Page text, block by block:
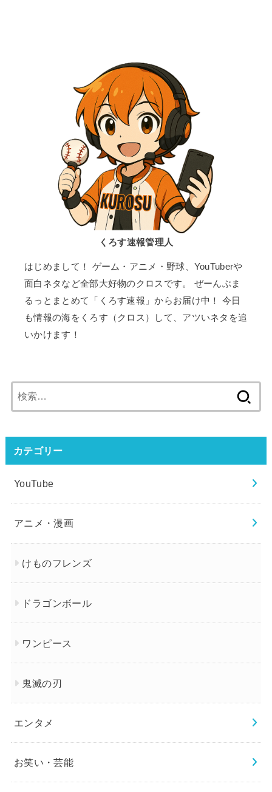
くろす速報管理人
はじめまして！ ゲーム・アニメ・野球、YouTuberや
面白ネタなど全部大好物のクロスです。 ぜーんぶま
るっとまとめて「くろす速報」からお届け中！ 今日
も情報の海をくろす（クロス）して、アツいネタを追
いかけます！
索:
カテゴリー
YouTube
アニメ・漫画
けものフレンズ
ドラゴンボール
ワンピース
鬼滅の刃
エンタメ
お笑い・芸能